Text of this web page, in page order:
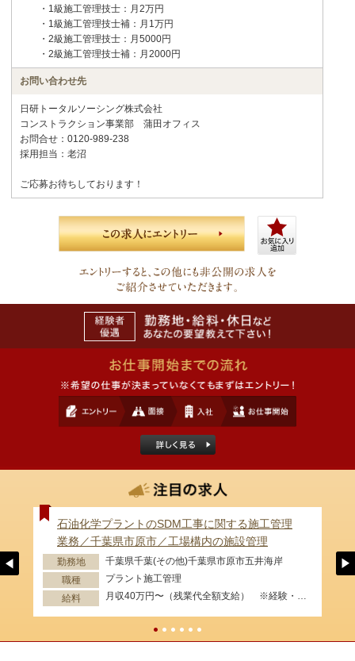
・1級施工管理技士：月2万円
・1級施工管理技士補：月1万円
・2級施工管理技士：月5000円
・2級施工管理技士補：月2000円
お問い合わせ先
日研トータルソーシング株式会社
コンストラクション事業部 蒲田オフィス
お問合せ：0120-989-238
採用担当：老沼
ご応募お待ちしております！
石油化学プラントのSDM工事に関する施工管理
業務／千葉県市原市／工場構内の施設管理
勤務地
千葉県千葉(その他)千葉県市原市五井海岸
職種
プラント施工管理
給料